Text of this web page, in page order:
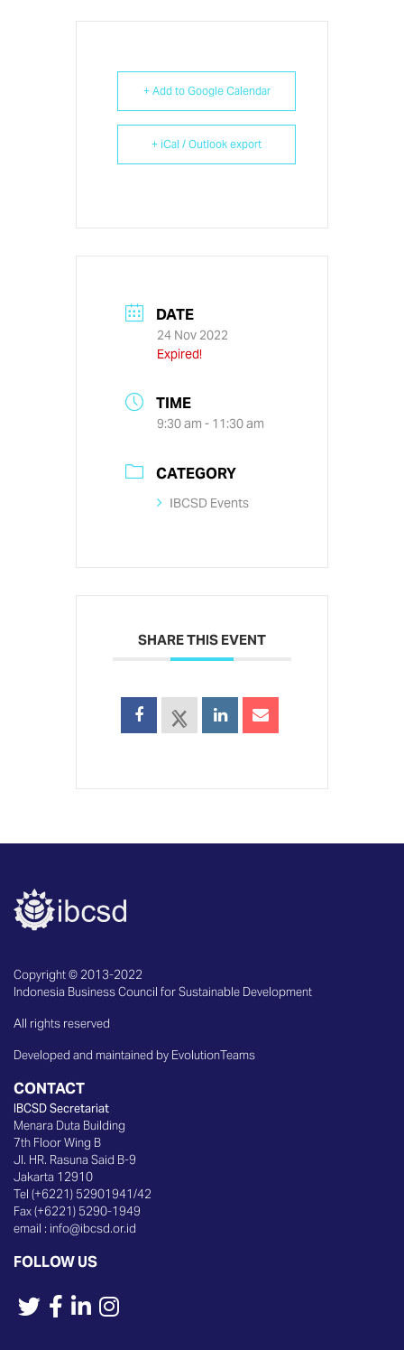
+ Add to Google Calendar
+ iCal / Outlook export
DATE
24 Nov 2022
Expired!
TIME
9:30 am - 11:30 am
CATEGORY
IBCSD Events
SHARE THIS EVENT
Copyright © 2013-2022
Indonesia Business Council for Sustainable Development
All rights reserved
Developed and maintained by EvolutionTeams
CONTACT
IBCSD Secretariat
Menara Duta Building
7th Floor Wing B
Jl. HR. Rasuna Said B-9
Jakarta 12910
Tel (+6221) 52901941/42
Fax (+6221) 5290-1949
email : info@ibcsd.or.id
FOLLOW US